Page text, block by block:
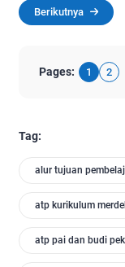
Berikutnya
Pages: 1 2
Tag:
alur tujuan
atp kurikulum
atp pai dan budi